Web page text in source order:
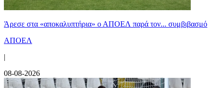
Άρεσε στα «αποκαλυπτήρια» ο ΑΠΟΕΛ παρά τον... συμβιβασμό
ΑΠΟΕΛ
|
08-08-2026